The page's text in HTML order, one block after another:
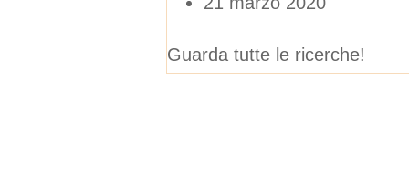
Guarda tutte le ricerche!